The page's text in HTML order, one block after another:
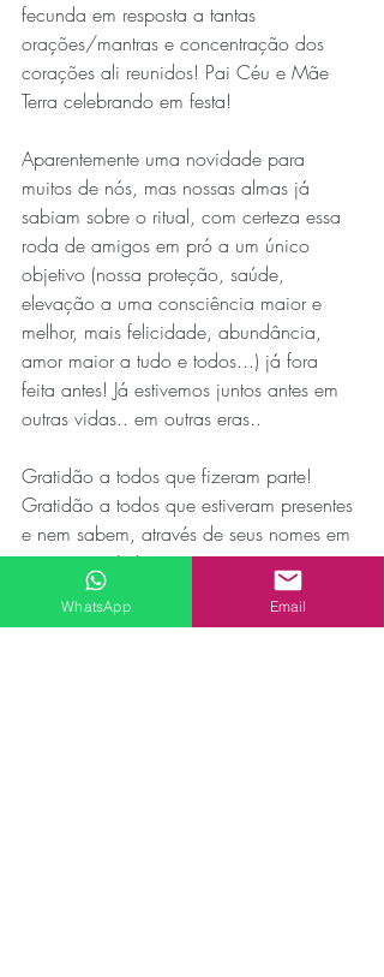
fecunda em resposta a tantas
orações/mantras e concentração dos
corações ali reunidos! Pai Céu e Mãe
Terra celebrando em festa!
Aparentemente uma novidade para
muitos de nós, mas nossas almas já
sabiam sobre o ritual, com certeza essa
roda de amigos em pró a um único
objetivo (nossa proteção, saúde,
elevação a uma consciência maior e
melhor, mais felicidade, abundância,
amor maior a tudo e todos...) já fora
feita antes! Já estivemos juntos antes em
outras vidas.. em outras eras..
Gratidão a todos que fizeram parte!
Gratidão a todos que estiveram presentes
e nem sabem, através de seus nomes em
nossos papéis!
E que todos os seres sejam felizes, livres
WhatsApp Email